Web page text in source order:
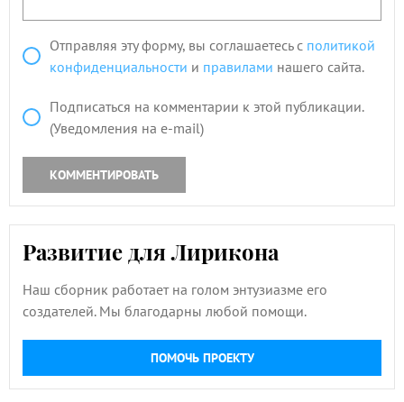
Отправляя эту форму, вы соглашаетесь с политикой
конфиденциальности и правилами нашего сайта.
Подписаться на комментарии к этой публикации.
(Уведомления на e-mail)
КОММЕНТИРОВАТЬ
Развитие для Лирикона
Наш сборник работает на голом энтузиазме его
создателей. Мы благодарны любой помощи.
ПОМОЧЬ ПРОЕКТУ